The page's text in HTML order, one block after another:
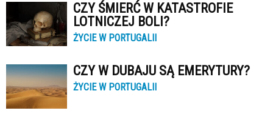
CZY ŚMIERĆ W KATASTROFIE
LOTNICZEJ BOLI?
ŻYCIE W PORTUGALII
CZY W DUBAJU SĄ EMERYTURY?
ŻYCIE W PORTUGALII